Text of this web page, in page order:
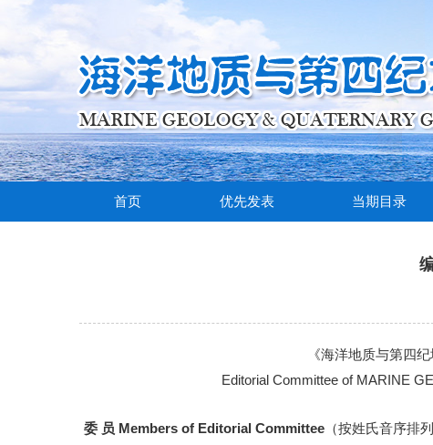
首页 优先发表 当期目录
《海洋地质与第四
Editorial Committee of MARINE
委 员 Members of Editorial Committee （按姓氏音序排列